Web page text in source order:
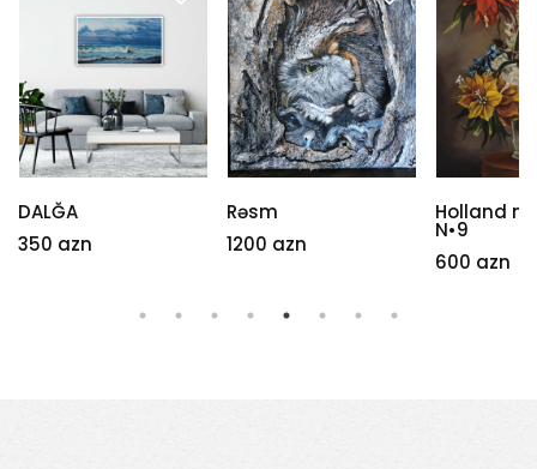
DALĞA
350 azn
Rəsm
1200 azn
Holland
N•9
600 azn